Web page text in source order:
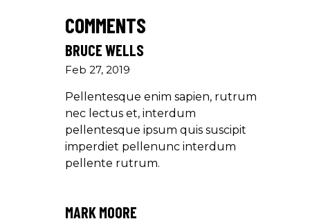
COMMENTS
BRUCE WELLS
Feb 27, 2019
Pellentesque enim sapien, rutrum
nec lectus et, interdum
pellentesque ipsum quis suscipit
imperdiet pellenunc interdum
pellente rutrum.
MARK MOORE